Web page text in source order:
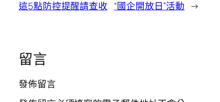
這5點防控提醒請查收 “國企開放日”活動 →
留言
發佈留言